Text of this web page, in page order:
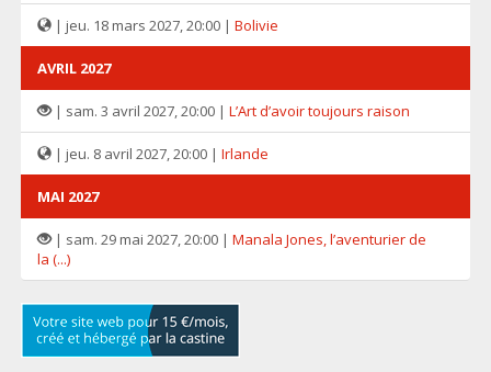
| jeu. 18 mars 2027, 20:00 | Bolivie
AVRIL 2027
| sam. 3 avril 2027, 20:00 | L’Art d’avoir toujours raison
| jeu. 8 avril 2027, 20:00 | Irlande
MAI 2027
| sam. 29 mai 2027, 20:00 | Manala Jones, l’aventurier de
la (...)